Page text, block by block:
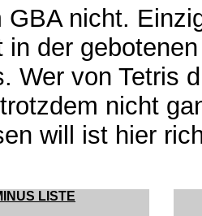
GBA nicht.
in der
Wer von Tetris
nicht
will ist hier
LISTE